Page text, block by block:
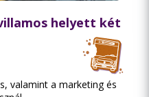
helyett két
valamint a marketing és